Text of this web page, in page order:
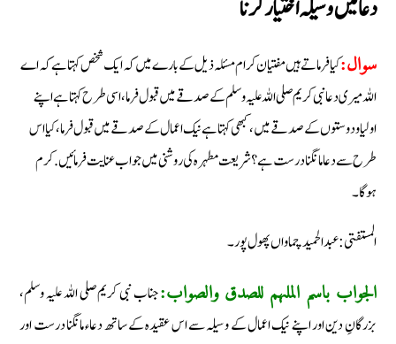
دعا میں وسیلہ اختیار کرنا
سوال:کیا فرماتے ہیں مفتیان کرام مسئلہ ذیل کے بارے میں کہ ایک شخص کہتا ہے کہ اے
اللہ میری دعا نبی کریم صلی اللہ علیہ وسلم کے صدقے میں قبول فرما، اسی طرح کہتا ہے اپنے
اولیا ودوستوں کے صدقے میں، کبھی کہتا ہے نیک اعمال کے صدقے میں قبول فرما، کیا اس
طرح سے دعا مانگنا درست ہے؟ شریعت مطہرہ کی روشنی میں جواب عنایت فرمائیں. کرم
ہوگا۔
المستفتی: عبد الحمید چماواں پھول پور۔
الجواب باسم الملہم للصدق والصواب:جناب نبی کریم صلی اللہ علیہ وسلم،
بزرگانِ دین اور اپنے نیک اعمال کے وسیلہ سے اس عقیدہ کے ساتھ دعاء مانگنا درست اور